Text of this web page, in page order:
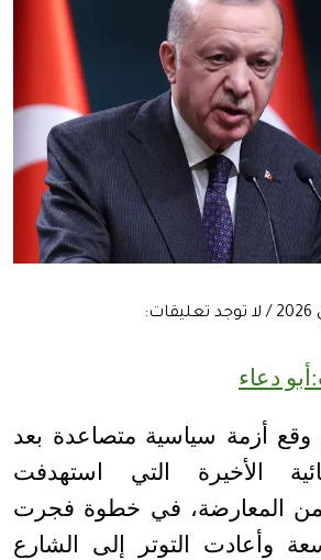
دعاء
أزمة سياسية متصاعدة بعد
الأخيرة التي استهدفت
المعارضة، في خطوة فجرت
وأعادت التوتر إلى الشارع